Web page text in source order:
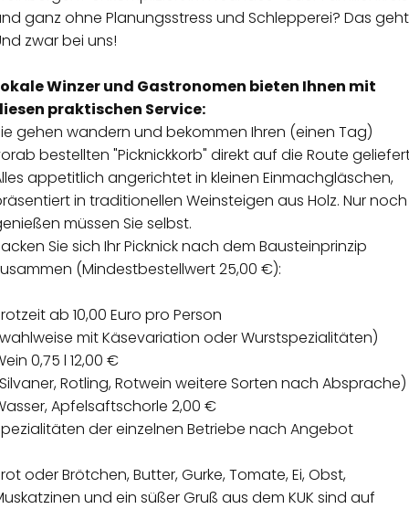
ganz ohne Planungsstress und Schlepperei? Das
zwar bei uns!
Winzer und Gastronomen bieten Ihnen mit
praktischen Service:
gehen wandern und bekommen Ihren (einen Tag)
bestellten "Picknickkorb" direkt auf die Route
appetitlich angerichtet in kleinen Einmachgläschen,
in traditionellen Weinsteigen aus Holz. Nur noch
müssen Sie selbst.
Sie sich Ihr Picknick nach dem Bausteinprinzip
(Mindestbestellwert 25,00 €):
ab 10,00 Euro pro Person
mit Käsevariation oder Wurstspezialitäten)
0,75 l 12,00 €
Rotling, Rotwein weitere Sorten nach Absprache)
Apfelsaftschorle 2,00 €
der einzelnen Betriebe nach Angebot
oder Brötchen, Butter, Gurke, Tomate, Ei, Obst,
und ein süßer Gruß aus dem KUK sind auf